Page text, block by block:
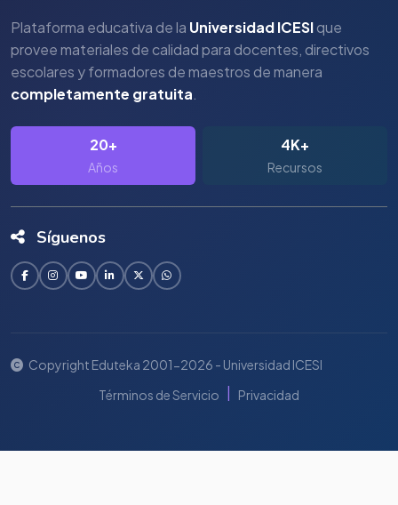
Plataforma educativa de la Universidad ICESIque
provee materiales de calidad para docentes, directivos
escolares y formadores de maestros de manera
completamente gratuita.
20+
Años
4K+
Recursos
Síguenos
Copyright Eduteka 2001-2026 - Universidad ICESI
Términos de Servicio
Privacidad